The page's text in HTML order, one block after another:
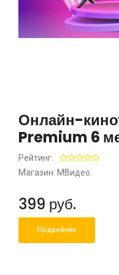
Онлайн-
Premium 6
Рейтинг:
Магазин: МВидео.
399 руб.
Подробнее